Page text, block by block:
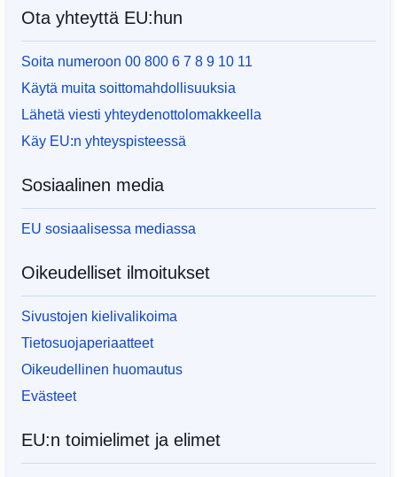
Ota yhteyttä EU:hun
Soita numeroon 00 800 6 7 8 9 10 11
Käytä muita soittomahdollisuuksia
Lähetä viesti yhteydenottolomakkeella
Käy EU:n yhteyspisteessä
Sosiaalinen media
EU sosiaalisessa mediassa
Oikeudelliset ilmoitukset
Sivustojen kielivalikoima
Tietosuojaperiaatteet
Oikeudellinen huomautus
Evästeet
EU:n toimielimet ja elimet